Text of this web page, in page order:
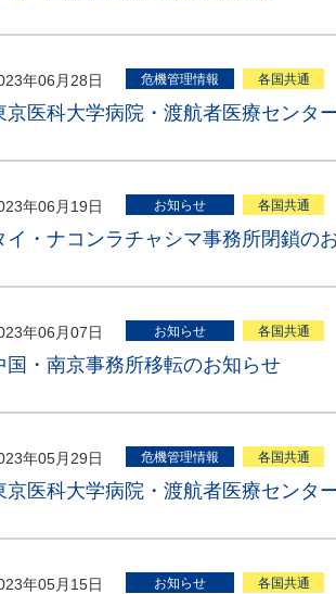
年06月28日 危機管理情報 各国共通
京医科大学病院・渡航者医療センタ
年06月19日 お知らせ 各国共通
イ・ナコンラチャシマ事務所閉鎖の
年06月07日 お知らせ 各国共通
国・南京事務所移転のお知らせ
年05月29日 危機管理情報 各国共通
京医科大学病院・渡航者医療センタ
年05月15日 お知らせ 各国共通